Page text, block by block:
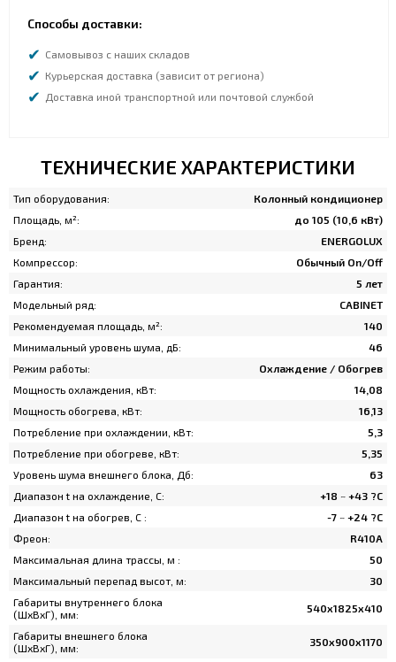
Способы доставки:
Самовывоз с наших складов
Курьерская доставка (зависит от региона)
Доставка иной транспортной или почтовой службой
ТЕХНИЧЕСКИЕ ХАРАКТЕРИСТИКИ
Тип оборудования:
Колонный кондиционер
Площадь, м²:
до 105 (10,6 кВт)
Бренд:
ENERGOLUX
Компрессор:
Обычный On/Off
Гарантия:
5 лет
Модельный ряд:
CABINET
Рекомендуемая площадь, м²:
140
Минимальный уровень шума, дБ:
46
Режим работы:
Охлаждение / Обогрев
Мощность охлаждения, кВт:
14,08
Мощность обогрева, кВт:
16,13
Потребление при охлаждении, кВт:
5,3
Потребление при обогреве, кВт:
5,35
Уровень шума внешнего блока, Дб:
63
Диапазон t на охлаждение, C:
+18 ~ +43 ?С
Диапазон t на обогрев, C :
-7 ~ +24 ?С
Фреон:
R410A
Максимальная длина трассы, м :
50
Максимальный перепад высот, м:
30
Габариты внутреннего блока
(ШхВхГ), мм:
540х1825x410
Габариты внешнего блока
(ШхВхГ), мм:
350x900x1170